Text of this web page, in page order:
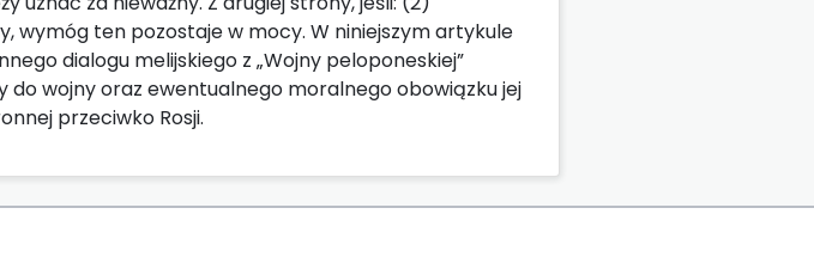
wymóg ten pozostaje w mocy. W niniejszym artykule
dialogu melijskiego z „Wojny peloponeskiej”
do wojny oraz ewentualnego moralnego obowiązku jej
przeciwko Rosji.